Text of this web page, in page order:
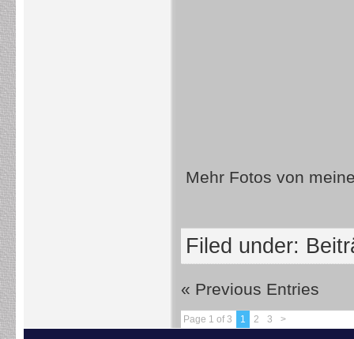
Mehr Fotos von
Filed under:
« Previous Entries
Page 1 of 3 1 2 3 >